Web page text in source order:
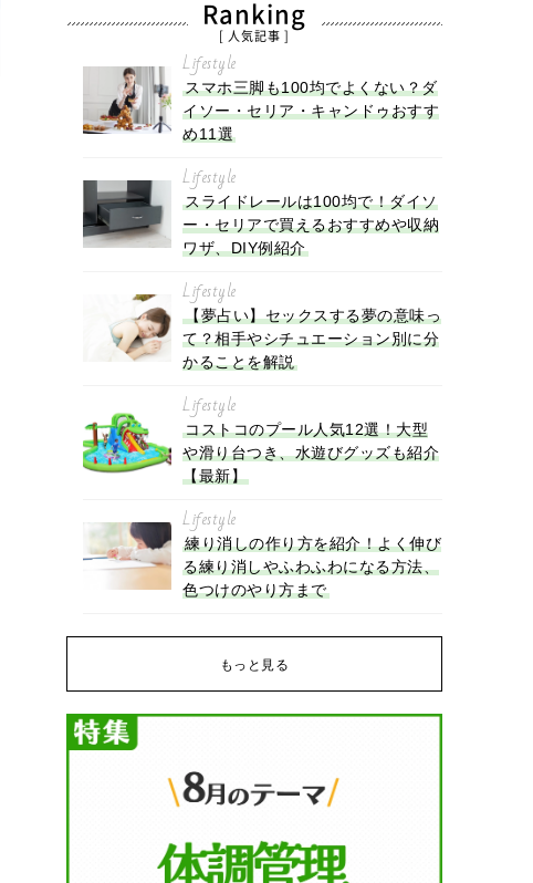
Ranking
[ 人気記事 ]
Lifestyle
スマホ三脚も100均でよくない？ダ
イソー・セリア・キャンドゥおすす
め11選
Lifestyle
スライドレールは100均で！ダイソ
ー・セリアで買えるおすすめや収納
ワザ、DIY例紹介
Lifestyle
【夢占い】セックスする夢の意味っ
て？相手やシチュエーション別に分
かることを解説
Lifestyle
コストコのプール人気12選！大型
や滑り台つき、水遊びグッズも紹介
【最新】
Lifestyle
練り消しの作り方を紹介！よく伸び
る練り消しやふわふわになる方法、
色つけのやり方まで
もっと見る